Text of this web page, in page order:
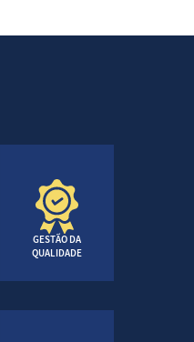
GESTÃO DA
QUALIDADE